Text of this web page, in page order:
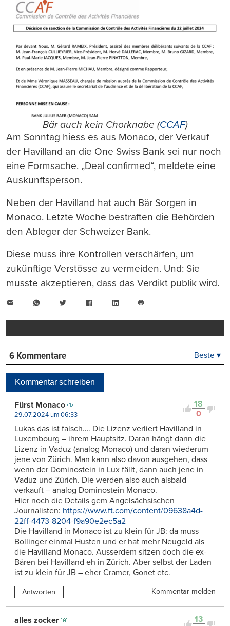
Bär auch kein Chorknabe (CCAF)
Am Sonntag hiess es aus Monaco, der Verkauf
der Havilland an die One Swiss Bank sei nur noch
eine Formsache. „Deal confirmed“, meldete eine
Auskunftsperson.
Neben der Havilland hat auch Bär Sorgen in
Monaco. Letzte Woche bestraften die Behörden
den Ableger der Schweizer Bank.
Diese muss ihre Kontrollen verschärfen, um
zukünftige Verstösse zu vermeiden. Und: Sie
musste akzeptieren, dass das Verdikt publik wird.
WhatsAppTwitter FacebookLinkedIn
drucken
6 Kommentare Beste ▾
Kommentar schreiben
18
0
Fürst Monaco
29.07.2024 um 06:33
Lukas das ist falsch…. Die Lizenz verliert Havilland in
Luxembourg – ihrem Hauptsitz. Daran hängt dann die
Lizenz in Vaduz (analog Monaco) und daran wiederum
jene von Zürich. Man kann also davon ausgehen, dass
wenn der Dominostein in Lux fällt, dann auch jene in
Vaduz und Zürich. Die werden also auch alsbald
verkauft – analog Dominostein Monaco.
Hier noch die Details gem Angelsächsischen
Journalisten: https://www.ft.com/content/09638a4d-
22ff-4473-8204-f9a90e2ec5a2
Die Havilland in Monaco ist zu klein für JB: da muss
Bollinger einmal Husten und er hat mehr Neugeld als
die Havilland Monaco. Ausserdem sitzen doch die ex-
Bären bei Havilland eh in Zürich. Aber selbst der Laden
ist zu klein für JB – eher Cramer, Gonet etc.
Antworten Kommentar melden
13
alles zocker